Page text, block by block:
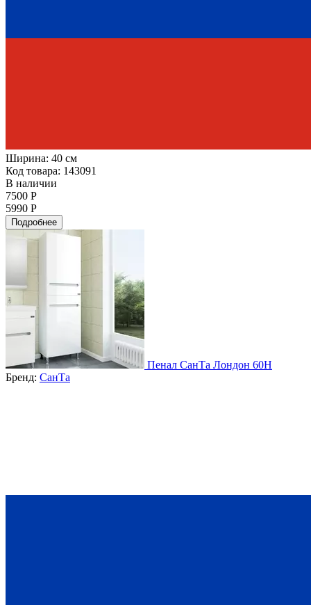
Ширина: 40 см
Код товара: 143091
В наличии
7500 Р
5990 Р
Подробнее
Пенал СанТа Лондон 60Н
Бренд: СанТа